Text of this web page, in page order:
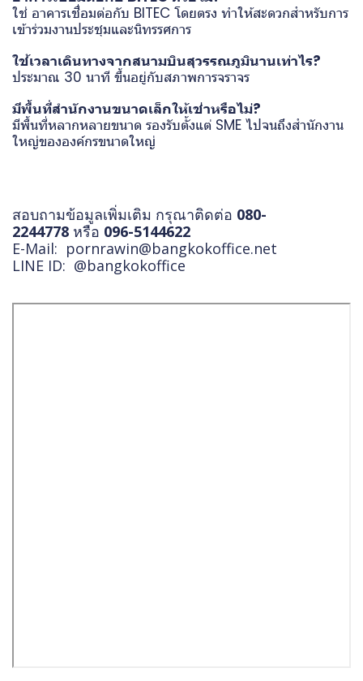
ใช่ อาคารเชื่อมต่อกับ BITEC โดยตรง ทำให้สะดวกสำหรับการ
เข้าร่วมงานประชุมและนิทรรศการ
ใช้เวลาเดินทางจากสนามบินสุวรรณภูมินานเท่าไร?
ประมาณ 30 นาที ขึ้นอยู่กับสภาพการจราจร
มีพื้นที่สำนักงานขนาดเล็กให้เช่าหรือไม่?
มีพื้นที่หลากหลายขนาด รองรับตั้งแต่ SME ไปจนถึงสำนักงาน
ใหญ่ขององค์กรขนาดใหญ่
สอบถามข้อมูลเพิ่มเติม กรุณาติดต่อ 080-
2244778 หรือ 096-5144622
E-Mail: pornrawin@bangkokoffice.net
LINE ID: @bangkokoffice